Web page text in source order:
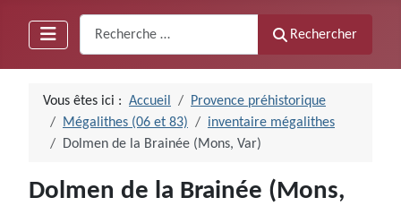
Rechercher
Vous êtes ici : Accueil
Provence préhistorique
Mégalithes (06 et 83)
inventaire mégalithes
Dolmen de la Brainée (Mons, Var)
Dolmen de la Brainée (Mons,